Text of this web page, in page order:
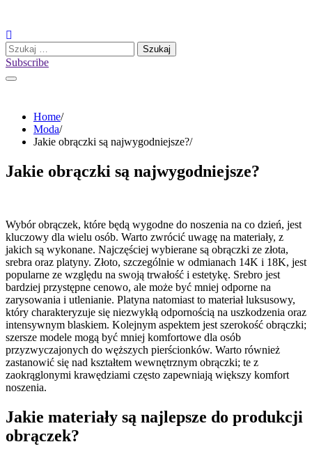
content
Szukaj:
Subscribe
Home
Moda
Jakie obrączki są najwygodniejsze?
Jakie obrączki są najwygodniejsze?
Wybór obrączek, które będą wygodne do noszenia na co dzień, jest
kluczowy dla wielu osób. Warto zwrócić uwagę na materiały, z
jakich są wykonane. Najczęściej wybierane są obrączki ze złota,
srebra oraz platyny. Złoto, szczególnie w odmianach 14K i 18K, jest
popularne ze względu na swoją trwałość i estetykę. Srebro jest
bardziej przystępne cenowo, ale może być mniej odporne na
zarysowania i utlenianie. Platyna natomiast to materiał luksusowy,
który charakteryzuje się niezwykłą odpornością na uszkodzenia oraz
intensywnym blaskiem. Kolejnym aspektem jest szerokość obrączki;
szersze modele mogą być mniej komfortowe dla osób
przyzwyczajonych do węższych pierścionków. Warto również
zastanowić się nad kształtem wewnętrznym obrączki; te z
zaokrąglonymi krawędziami często zapewniają większy komfort
noszenia.
Jakie materiały są najlepsze do produkcji
obrączek?